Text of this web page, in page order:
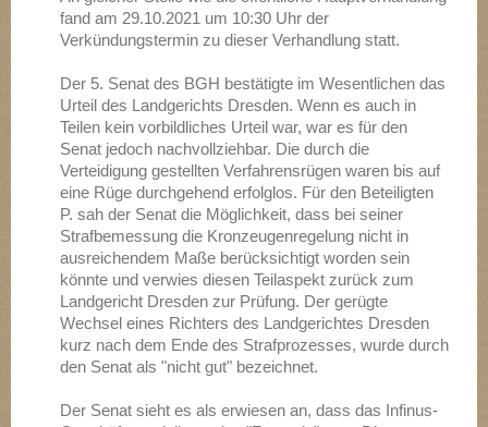
fand am 29.10.2021 um 10:30 Uhr der
Verkündungstermin zu dieser Verhandlung statt.
Der 5. Senat des BGH bestätigte im Wesentlichen das
Urteil des Landgerichts Dresden. Wenn es auch in
Teilen kein vorbildliches Urteil war, war es für den
Senat jedoch nachvollziehbar. Die durch die
Verteidigung gestellten Verfahrensrügen waren bis auf
eine Rüge durchgehend erfolglos. Für den Beteiligten
P. sah der Senat die Möglichkeit, dass bei seiner
Strafbemessung die Kronzeugenregelung nicht in
ausreichendem Maße berücksichtigt worden sein
könnte und verwies diesen Teilaspekt zurück zum
Landgericht Dresden zur Prüfung. Der gerügte
Wechsel eines Richters des Landgerichtes Dresden
kurz nach dem Ende des Strafprozesses, wurde durch
den Senat als "nicht gut" bezeichnet.
Der Senat sieht es als erwiesen an, dass das Infinus-